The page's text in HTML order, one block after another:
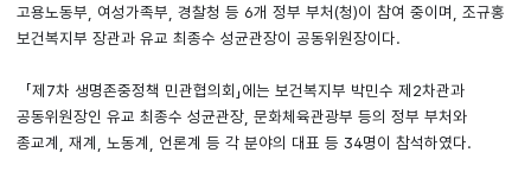
고용노동부, 여성가족부, 경찰청 등 6개 정부 부처(청)이 참여 중이며, 조규홍
보건복지부 장관과 유교 최종수 성균관장이 공동위원장이다.
「제7차 생명존중정책 민관협의회」에는 보건복지부 박민수 제2차관과
공동위원장인 유교 최종수 성균관장, 문화체육관광부 등의 정부 부처와
종교계, 재계, 노동계, 언론계 등 각 분야의 대표 등 34명이 참석하였다.